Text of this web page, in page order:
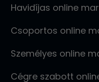
Havidíjas online
Csoportos online
Személyes online
Cégre szabott